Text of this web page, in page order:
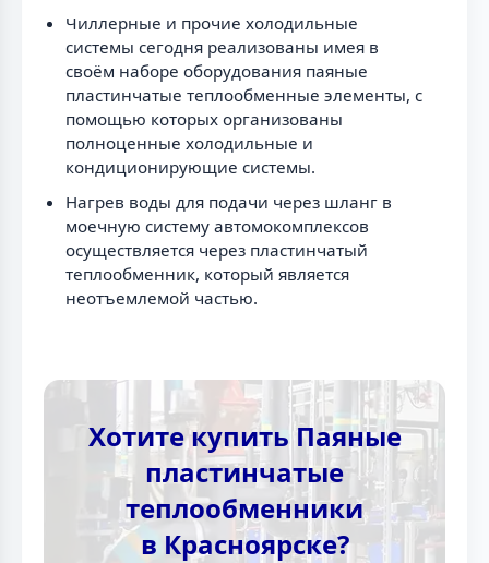
Чиллерные и прочие холодильные
системы сегодня реализованы имея в
своём наборе оборудования паяные
пластинчатые теплообменные элементы, с
помощью которых организованы
полноценные холодильные и
кондиционирующие системы.
Нагрев воды для подачи через шланг в
моечную систему автомокомплексов
осуществляется через пластинчатый
теплообменник, который является
неотъемлемой частью.
Хотите купить Паяные
пластинчатые
теплообменники
в Красноярске?